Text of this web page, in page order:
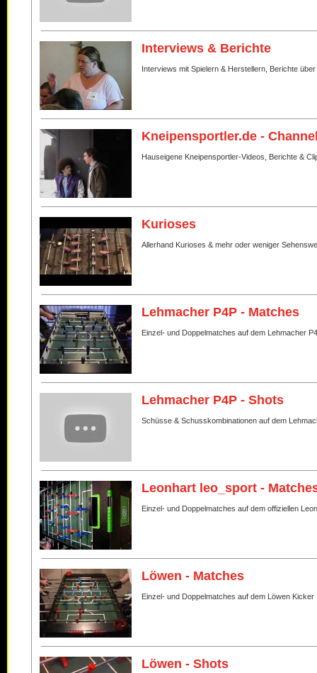
Interviews & Berichte
Interviews mit Spielern & Herstellern, Berichte
Kneipensportler.de -
Hauseigene Kneipensportler-Videos, Berichte &
Kurioses
Allerhand Kurioses & mehr oder weniger
Lehmacher P4P - Matches
Einzel- und Doppelmatches auf dem Lehmacher
Lehmacher P4P - Shots
Schüsse & Schusskombinationen auf dem
Leonhart leo_sport -
Einzel- und Doppelmatches auf dem offiziellen
Löwen - Matches
Einzel- und Doppelmatches auf dem Löwen Kicker
Löwen - Shots